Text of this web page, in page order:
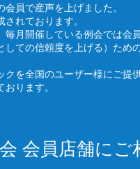
員で産声を上げました。
れております。
月開催している例会では会
ての信頼度を上げる）た
を全国のユーザー様にご提
ります。
会員店舗にご